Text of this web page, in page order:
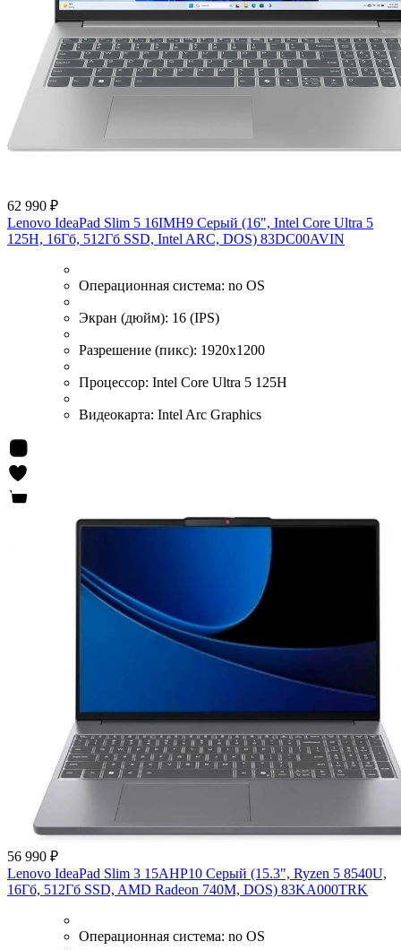
62 990 ₽
Lenovo IdeaPad Slim 5 16IMH9 Серый (16", Intel Core Ultra 5
125H, 16Гб, 512Гб SSD, Intel ARC, DOS) 83DC00AVIN
Операционная система: no OS
Экран (дюйм): 16 (IPS)
Разрешение (пикс): 1920x1200
Процессор: Intel Core Ultra 5 125H
Видеокарта: Intel Arc Graphics
56 990 ₽
Lenovo IdeaPad Slim 3 15AHP10 Серый (15.3", Ryzen 5 8540U,
16Гб, 512Гб SSD, AMD Radeon 740M, DOS) 83KA000TRK
Операционная система: no OS